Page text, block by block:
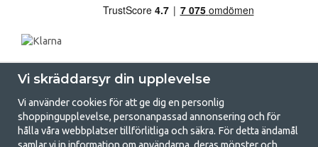
Vi skräddarsyr din upplevelse
Vi använder cookies för att ge dig en personlig
shoppingupplevelse, personanpassad annonsering och för
hålla våra webbplatser tillförlitliga och säkra. För detta ändamål